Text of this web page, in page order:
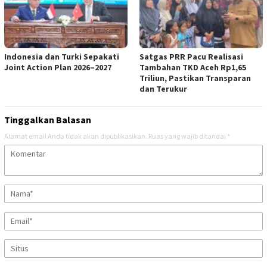
Indonesia dan Turki Sepakati
Joint Action Plan 2026–2027
Satgas PRR Pacu Realisasi
Tambahan TKD Aceh Rp1,65
Triliun, Pastikan Transparan
dan Terukur
Tinggalkan Balasan
Alamat email Anda tidak akan dipublikasikan. Ruas yang wajib ditandai *